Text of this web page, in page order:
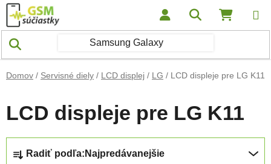
Prejsť na obsah Hľadať
Domov / Servisné diely / LCD displej / LG / LCD displeje pre LG K11
LCD displeje pre LG K11
Radiť podľa: Najpredávanejšie